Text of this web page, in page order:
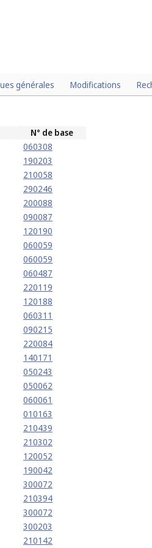
générales Modifications
N° de base
060308
190203
210058
290246
200088
090087
120190
060059
060059
060487
220119
120188
060311
090215
220084
140171
050243
050062
060061
010163
210439
210302
120052
190042
300072
210394
300072
300203
210142